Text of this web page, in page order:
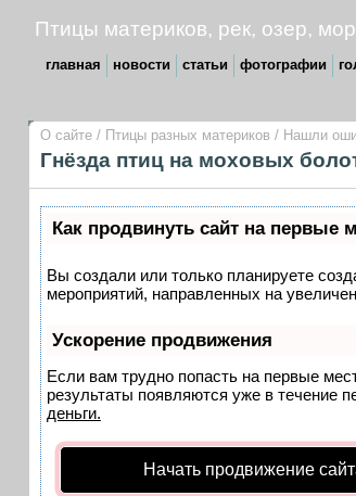
Птицы материков, рек, озер,
главная новости статьи фотографии
О сайте / Птицы разных материков / Нашли
Гнёзда птиц на моховых
Как продвинуть сайт на первые
Вы создали или только планируете
мероприятий, направленных на
Ускорение продвижения
Если вам трудно попасть на первые
результаты появляются уже в течение
деньги.
Начать продвижение